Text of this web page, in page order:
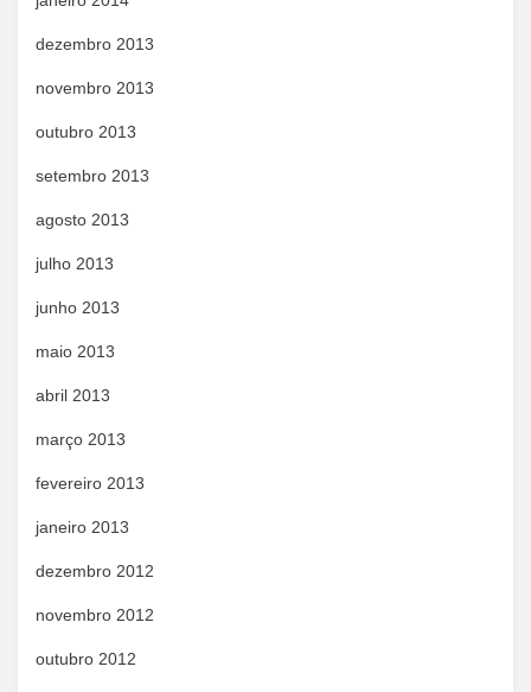
dezembro 2013
novembro 2013
outubro 2013
setembro 2013
agosto 2013
julho 2013
junho 2013
maio 2013
abril 2013
março 2013
fevereiro 2013
janeiro 2013
dezembro 2012
novembro 2012
outubro 2012